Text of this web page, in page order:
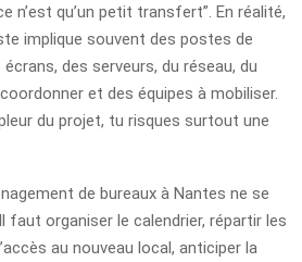
n’est qu’un petit transfert”. En réalité,
implique souvent des postes de
des serveurs, du réseau, du
et des équipes à mobiliser.
du projet, tu risques surtout une
de bureaux à Nantes ne se
faut organiser le calendrier, répartir les
au nouveau local, anticiper la